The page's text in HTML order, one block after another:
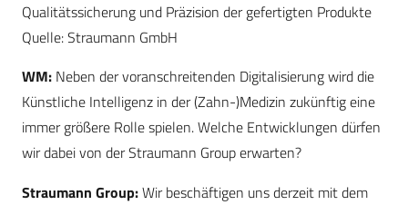
Qualitätssicherung und Präzision der gefertigten Produkte
Quelle: Straumann GmbH
WM: Neben der voranschreitenden Digitalisierung wird die
Künstliche Intelligenz in der (Zahn-)Medizin zukünftig eine
immer größere Rolle spielen. Welche Entwicklungen dürfen
wir dabei von der Straumann Group erwarten?
Straumann Group:Wir beschäftigen uns derzeit mit dem